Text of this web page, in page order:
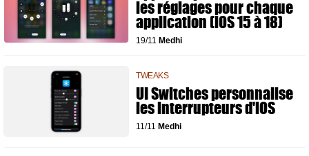
les réglages pour chaque
application (iOS 15 à 18)
19/11 Medhi
TWEAKS
UI Switches personnalise
les interrupteurs d'iOS
11/11 Medhi